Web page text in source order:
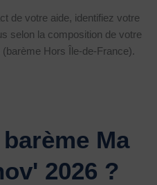
de votre aide, identifiez votre
selon la composition de votre
Hors Île-de-France).
Ma
2026 ?